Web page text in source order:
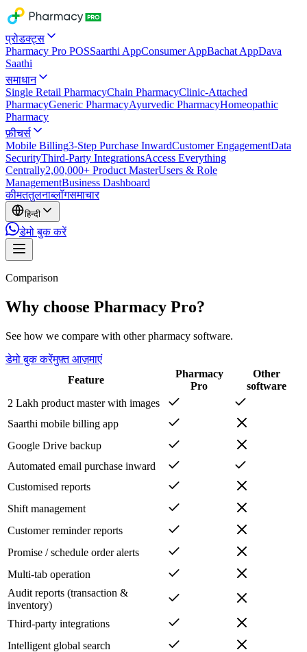
प्रोडक्ट्स
Pharmacy Pro POSSaarthi AppConsumer AppBachat AppDava
Saathi
समाधान
Single Retail PharmacyChain PharmacyClinic-Attached
PharmacyGeneric PharmacyAyurvedic PharmacyHomeopathic
Pharmacy
फ़ीचर्स
Mobile Billing3-Step Purchase InwardCustomer EngagementData
SecurityThird-Party IntegrationsAccess Everything
Centrally2,00,000+ Product MasterUsers & Role
ManagementBusiness Dashboard
कीमततुलनाब्लॉगसमाचार
हिन्दी
डेमो बुक करें
Comparison
Why choose Pharmacy Pro?
See how we compare with other pharmacy software.
डेमो बुक करेंमुफ़्त आज़माएं
Feature
Pharmacy
Pro
Other
software
2 Lakh product master with images
Saarthi mobile billing app
Google Drive backup
Automated email purchase inward
Customised reports
Shift management
Customer reminder reports
Promise / schedule order alerts
Multi-tab operation
Audit reports (transaction &
inventory)
Third-party integrations
Intelligent global search